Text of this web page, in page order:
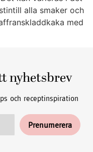
alla smaker och
med
nyhetsbrev
och receptinspiration